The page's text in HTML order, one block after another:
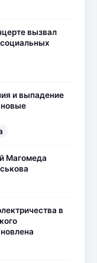
вызвал
и выпадение
Магомеда
в